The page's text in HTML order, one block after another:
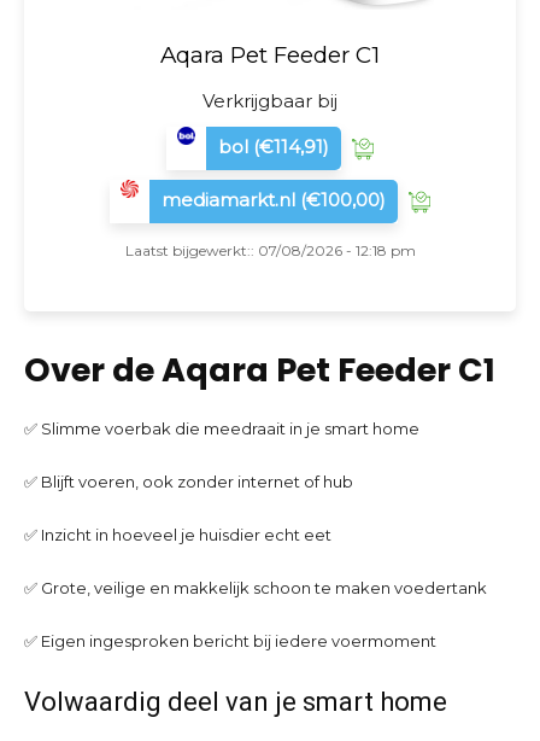
Aqara Pet Feeder C1
Verkrijgbaar bij
bol (€114,91)
mediamarkt.nl (€100,00)
Laatst bijgewerkt:: 07/08/2026 - 12:18 pm
Over de Aqara Pet Feeder C1
✅ Slimme voerbak die meedraait in je smart home
✅ Blijft voeren, ook zonder internet of hub
✅ Inzicht in hoeveel je huisdier echt eet
✅ Grote, veilige en makkelijk schoon te maken voedertank
✅ Eigen ingesproken bericht bij iedere voermoment
Volwaardig deel van je smart home